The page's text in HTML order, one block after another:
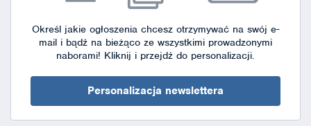
Określ jakie ogłoszenia chcesz otrzymywać na swój e-
mail i bądź na bieżąco ze wszystkimi prowadzonymi
naborami! Kliknij i przejdź do personalizacji.
Personalizacja newslettera